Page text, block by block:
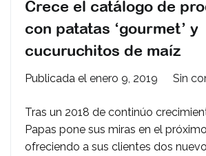
Crece el catálogo de
con patatas ‘gourmet’ y
cucuruchitos de maíz
Publicada el enero 9, 2019 Sin
Tras un 2018 de continúo
Papas pone sus miras en el
ofreciendo a sus clientes dos